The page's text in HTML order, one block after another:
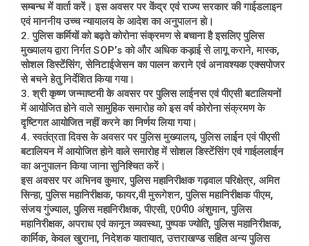
सम्बन्ध में वार्ता करें। इस अवसर पर केंद्र एवं राज्य सरकार की गाईडलाइन
एवं माननीय उच्च न्यायालय के आदेश का अनुपालन हो।
2. पुलिस कर्मियों को बढ़ते कोरोना संक्रमण से बचाना है इसलिए पुलिस
मुख्यालय द्वारा निर्गत SOP’s को और अधिक कड़ाई से लागू कराने, मास्क,
सोशल डिस्टेंसिंग, सेनिटाईजेसन का पालन कराने एवं अनावश्यक एक्सपोजर
से बचने हेतु निर्देशित किया गया।
3. श्री कृष्ण जन्माष्टमी के अवसर पर पुलिस लाईनस एवं पीएसी बटालियनों
में आयोजित होने वाले सामुहिक समारोह को इस वर्ष कोरोना संक्रमण के
दृष्टिगत आयोजित नहीं करने का निर्णय लिया गया।
4. स्वतंत्रता दिवस के अवसर पर पुलिस मुख्यालय, पुलिस लाईन एवं पीएसी
बटालियन में आयोजित होने वाले समारोह में सोशल डिस्टेंसिंग एवं गाईललाईन
का अनुपालन किया जाना सुनिश्चित करें।
इस अवसर पर अभिनव कुमार, पुलिस महानिरीक्षक गढ़वाल परिक्षेत्र, अमित
सिन्हा, पुलिस महानिरीक्षक, फायर,वी मुरूगेशन, पुलिस महानिरीक्षक पीएम,
संजय गुंज्याल, पुलिस महानिरीक्षक, पीएसी, ए0पी0 अंशुमान, पुलिस
महानिरीक्षक, अपराध एवं कानून व्यवस्था, पुष्पक ज्योति, पुलिस महानिरीक्षक,
कार्मिक, केवल खुराना, निदेशक यातायात, उत्तराखण्ड सहित अन्य पुलिस